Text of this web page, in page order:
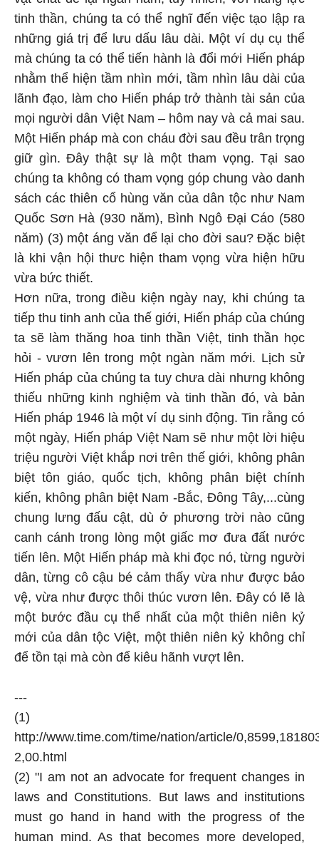
tinh thần, chúng ta có thể nghĩ đến việc tạo lập ra
những giá trị để lưu dấu lâu dài. Một ví dụ cụ thể
mà chúng ta có thể tiến hành là đổi mới Hiến pháp
nhằm thể hiện tầm nhìn mới, tầm nhìn lâu dài của
lãnh đạo, làm cho Hiến pháp trở thành tài sản của
mọi người dân Việt Nam – hôm nay và cả mai sau.
Một Hiến pháp mà con cháu đời sau đều trân trọng
giữ gìn. Đây thật sự là một tham vọng. Tại sao
chúng ta không có tham vọng góp chung vào danh
sách các thiên cổ hùng văn của dân tộc như Nam
Quốc Sơn Hà (930 năm), Bình Ngô Đại Cáo (580
năm) (3) một áng văn để lại cho đời sau? Đặc biệt
là khi vận hội thưc hiện tham vọng vừa hiện hữu
vừa bức thiết.
Hơn nữa, trong điều kiện ngày nay, khi chúng ta
tiếp thu tinh anh của thế giới, Hiến pháp của chúng
ta sẽ làm thăng hoa tinh thần Việt, tinh thần học
hỏi - vươn lên trong một ngàn năm mới. Lịch sử
Hiến pháp của chúng ta tuy chưa dài nhưng không
thiếu những kinh nghiệm và tinh thần đó, và bản
Hiến pháp 1946 là một ví dụ sinh động. Tin rằng có
một ngày, Hiến pháp Việt Nam sẽ như một lời hiệu
triệu người Việt khắp nơi trên thế giới, không phân
biệt tôn giáo, quốc tịch, không phân biệt chính
kiến, không phân biệt Nam -Bắc, Đông Tây,...cùng
chung lưng đấu cật, dù ở phương trời nào cũng
canh cánh trong lòng một giấc mơ đưa đất nước
tiến lên. Một Hiến pháp mà khi đọc nó, từng người
dân, từng cô cậu bé cảm thấy vừa như được bảo
vệ, vừa như được thôi thúc vươn lên. Đây có lẽ là
một bước đầu cụ thể nhất của một thiên niên kỷ
mới của dân tộc Việt, một thiên niên kỷ không chỉ
để tồn tại mà còn để kiêu hãnh vượt lên.
---
(1)
http://www.time.com/time/nation/article/
2,00.html
(2) "I am not an advocate for frequent changes in
laws and Constitutions. But laws and institutions
must go hand in hand with the progress of the
human mind. As that becomes more developed,